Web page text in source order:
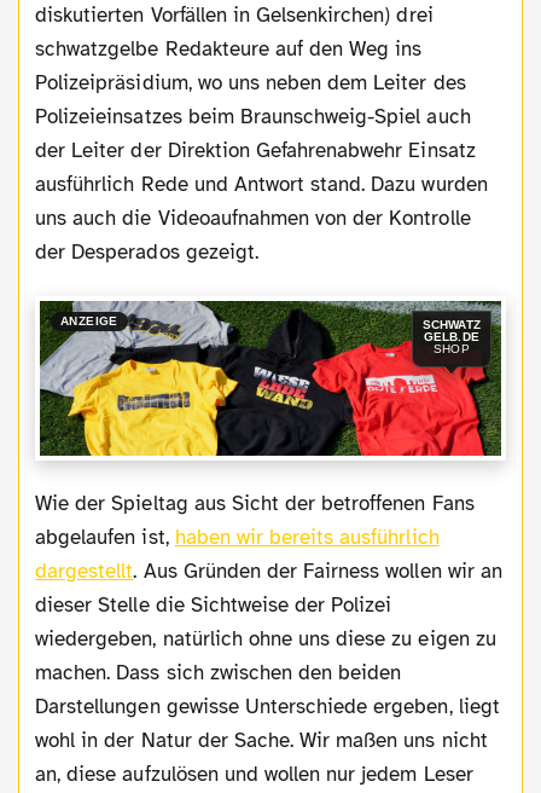
diskutierten Vorfällen in Gelsenkirchen) drei
schwatzgelbe Redakteure auf den Weg ins
Polizeipräsidium, wo uns neben dem Leiter des
Polizeieinsatzes beim Braunschweig-Spiel auch
der Leiter der Direktion Gefahrenabwehr Einsatz
ausführlich Rede und Antwort stand. Dazu wurden
uns auch die Videoaufnahmen von der Kontrolle
der Desperados gezeigt.
ANZEIGE
SCHWATZ
GELB.DE
SHOP
Wie der Spieltag aus Sicht der betroffenen Fans
abgelaufen ist, haben wir bereits ausführlich
dargestellt. Aus Gründen der Fairness wollen wir an
dieser Stelle die Sichtweise der Polizei
wiedergeben, natürlich ohne uns diese zu eigen zu
machen. Dass sich zwischen den beiden
Darstellungen gewisse Unterschiede ergeben, liegt
wohl in der Natur der Sache. Wir maßen uns nicht
an, diese aufzulösen und wollen nur jedem Leser